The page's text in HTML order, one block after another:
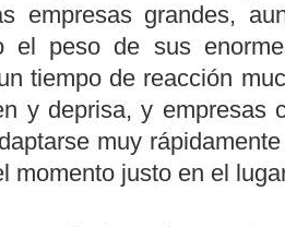
empresas grandes,
el peso de sus
tiempo de reacción
y deprisa, y empresas
muy
momento justo en el